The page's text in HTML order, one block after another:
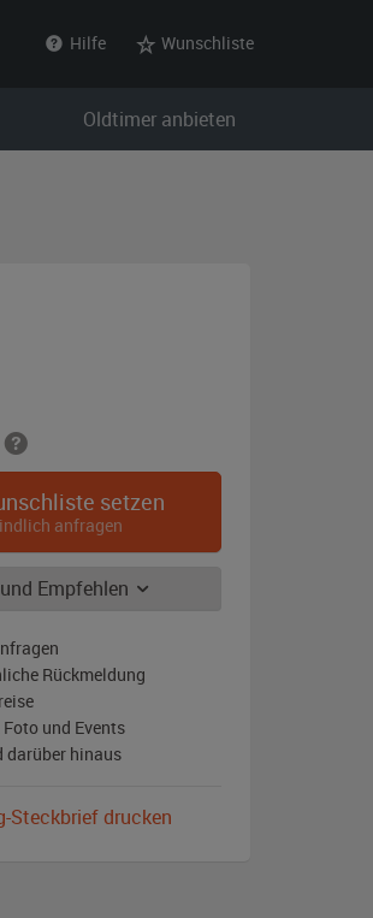
Hilfe Wunschliste
Oldtimer anbieten
setzen
anfragen
Empfehlen
Rückmeldung
und Events
darüber hinaus
Steckbrief drucken